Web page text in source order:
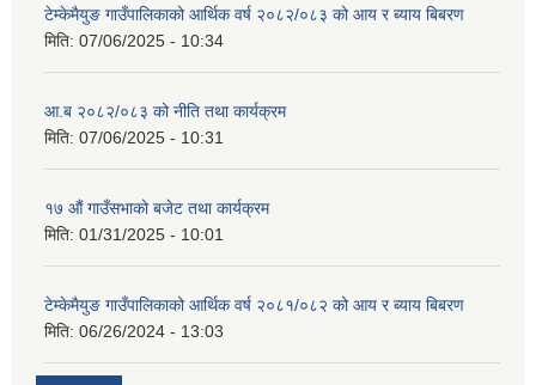
टेम्केमैयुङ गाउँपालिकाको आर्थिक वर्ष २०८२/०८३ को आय र ब्याय बिबरण
मिति: 07/06/2025 - 10:34
आ.ब २०८२/०८३ को नीति तथा कार्यक्रम
मिति: 07/06/2025 - 10:31
१७ औं गाउँसभाको बजेट तथा कार्यक्रम
मिति: 01/31/2025 - 10:01
टेम्केमैयुङ गाउँपालिकाको आर्थिक वर्ष २०८१/०८२ को आय र ब्याय बिबरण
मिति: 06/26/2024 - 13:03